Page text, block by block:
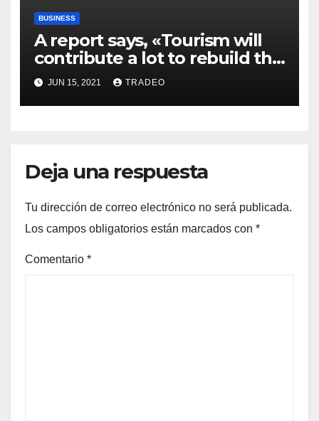
BUSINESS
A report says, «Tourism will
contribute a lot to rebuild the
economy that has been
affected adversely due to
pandemic in the days to
JUN 15, 2021 TRADEO
Deja una respuesta
Tu dirección de correo electrónico no será publicada.
Los campos obligatorios están marcados con *
Comentario *